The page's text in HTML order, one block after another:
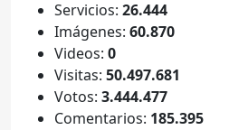
Servicios: 26.444
Imágenes: 60.870
Videos: 0
Visitas: 50.497.681
Votos: 3.444.477
Comentarios: 185.395